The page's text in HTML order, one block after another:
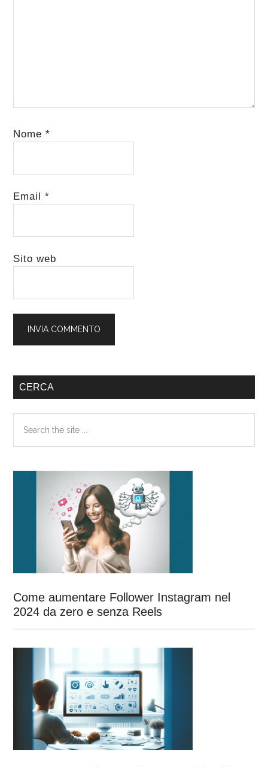
Nome*
Email*
Sito web
Barra
primaria
CERCA
the
Come aumentare Follower Instagram nel
2024 da zero e senza Reels